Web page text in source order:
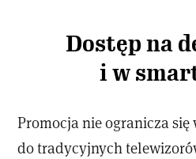
Dostęp na
i w
Promocja nie ogranicza się
do tradycyjnych